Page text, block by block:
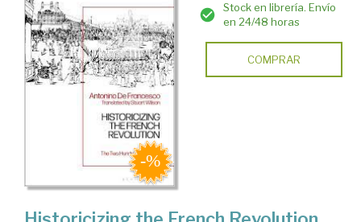
Stock en librería. Envío
en 24/48 horas
COMPRAR